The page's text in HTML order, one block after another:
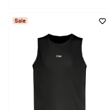
Sale